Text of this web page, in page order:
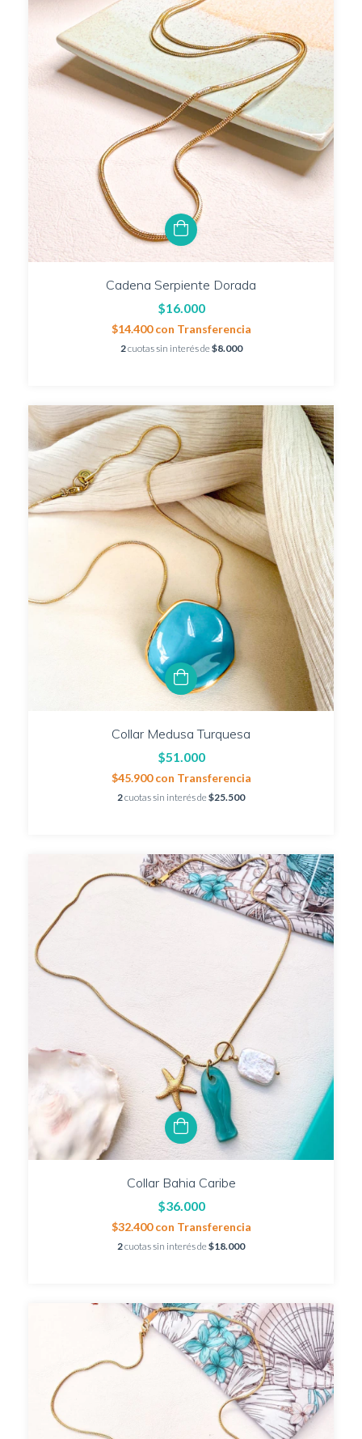
Cadena Serpiente Dorada
$16.000
$14.400con Transferencia
2cuotas sin interés de$8.000
Collar Medusa Turquesa
$51.000
$45.900con Transferencia
2cuotas sin interés de$25.500
Collar Bahia Caribe
$36.000
$32.400con Transferencia
2cuotas sin interés de$18.000